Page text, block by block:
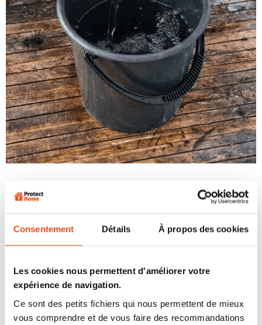
Consentement Détails À propos des cookies
Les cookies nous permettent d'améliorer votre
expérience de navigation.
Ce sont des petits fichiers qui nous permettent de mieux
vous comprendre et de vous faire des recommandations
03 Les anti moustiques
naturels Terra Nostra
proposer desproduits naturelsetrespectueux de
l'environnement
. Si vous cherchez un
naturel efficace, en plus des gestes simples et des
pièges, nous vous conseillons d'opter pour des
produits anti moustique: